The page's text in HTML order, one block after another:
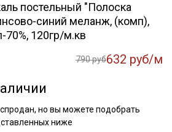
постельный "Полоска
синий меланж, (комп),
70%, 120гр/м.кв
790 руб632 руб/м
но вы можете подобрать
ниже